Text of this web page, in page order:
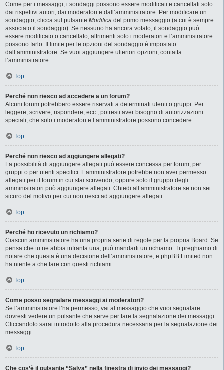
Come per i messaggi, i sondaggi possono essere modificati e cancellati solo
dai rispettivi autori, dai moderatori e dall’amministratore. Per modificare un
sondaggio, clicca sul pulsante Modifica del primo messaggio (a cui è sempre
associato il sondaggio). Se nessuno ha ancora votato, il sondaggio può
essere modificato o cancellato, altrimenti solo i moderatori e l’amministratore
possono farlo. Il limite per le opzioni del sondaggio è impostato
dall’amministratore. Se vuoi aggiungere ulteriori opzioni, contatta
l’amministratore.
Top
Perché non riesco ad accedere a un forum?
Alcuni forum potrebbero essere riservati a determinati utenti o gruppi. Per
leggere, scrivere, rispondere, ecc., potresti aver bisogno di autorizzazioni
speciali, che solo i moderatori e l’amministratore possono concedere.
Top
Perché non riesco ad aggiungere allegati?
La possibilità di aggiungere allegati può essere concessa per forum, per
gruppi o per utenti specifici. L’amministratore potrebbe non aver permesso
allegati per il forum in cui stai scrivendo, oppure solo il gruppo degli
amministratori può aggiungere allegati. Chiedi all’amministratore se non sei
sicuro del motivo per cui non riesci ad aggiungere allegati.
Top
Perché ho ricevuto un richiamo?
Ciascun amministratore ha una propria serie di regole per la propria Board. Se
pensa che tu ne abbia infranta una, può mandarti un richiamo. Ti preghiamo di
notare che questa è una decisione dell’amministratore, e phpBB Limited non
ha niente a che fare con questi richiami.
Top
Come posso segnalare messaggi ai moderatori?
Se l’amministratore l’ha permesso, vai al messaggio che vuoi segnalare:
dovresti vedere un pulsante che serve per fare la segnalazione dei messaggi.
Cliccandolo sarai introdotto alla procedura necessaria per la segnalazione dei
messaggi.
Top
Che cos’è il pulsante “Salva” nella finestra di invio dei messaggi?